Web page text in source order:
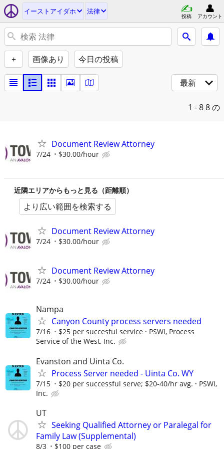
イーストアイダホ 法律
投稿 アカウント
+ 画像あり 今日の投稿
最新
1 - 88 の
Document Review Attorney
7/24 $30.00/hour
近隣エリアからもっと見る（距離順）
より広い範囲を検索する
Document Review Attorney
7/24 $30.00/hour
Document Review Attorney
7/24 $30.00/hour
Nampa
Canyon County process servers needed
7/16 $25 per succesful service
PSWI, Process
Service of the West, Inc.
Evanston and Uinta Co.
Process Server needed - Uinta Co. WY
7/15 $20 per successful serve; $20-40/hr avg.
PSWI,
Inc.
UT
Seeking Qualified Attorney or Paralegal for
Family Law (Supplemental)
8/3 $100 per case